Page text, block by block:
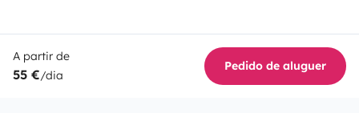
A partir de
55 €/dia
Pedido de aluguer